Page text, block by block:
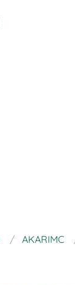
AKARIMC